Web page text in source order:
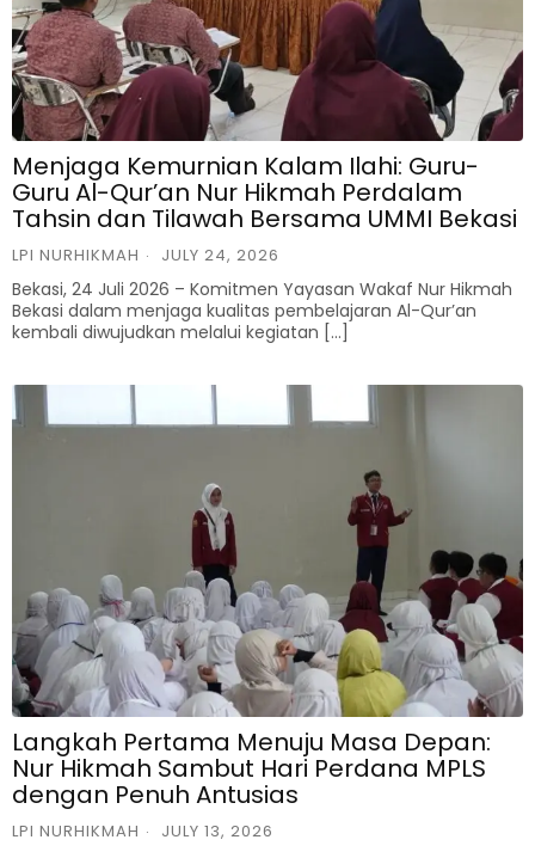
Menjaga Kemurnian Kalam Ilahi: Guru-
Guru Al-Qur’an Nur Hikmah Perdalam
Tahsin dan Tilawah Bersama UMMI Bekasi
LPI NURHIKMAH JULY 24, 2026
Bekasi, 24 Juli 2026 – Komitmen Yayasan Wakaf Nur Hikmah
Bekasi dalam menjaga kualitas pembelajaran Al-Qur’an
kembali diwujudkan melalui kegiatan […]
Langkah Pertama Menuju Masa Depan:
Nur Hikmah Sambut Hari Perdana MPLS
dengan Penuh Antusias
LPI NURHIKMAH JULY 13, 2026